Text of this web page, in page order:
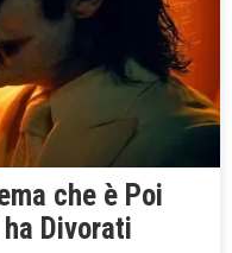
che è Poi
Divorati